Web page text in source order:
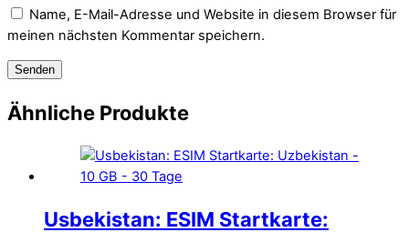
Name, E-Mail-Adresse und Website in diesem Browser für
meinen nächsten Kommentar speichern.
Ähnliche Produkte
Usbekistan: ESIM Startkarte: